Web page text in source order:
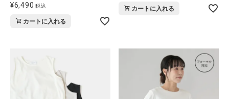
¥6,490 税込
カートに入れる
カートに入れる